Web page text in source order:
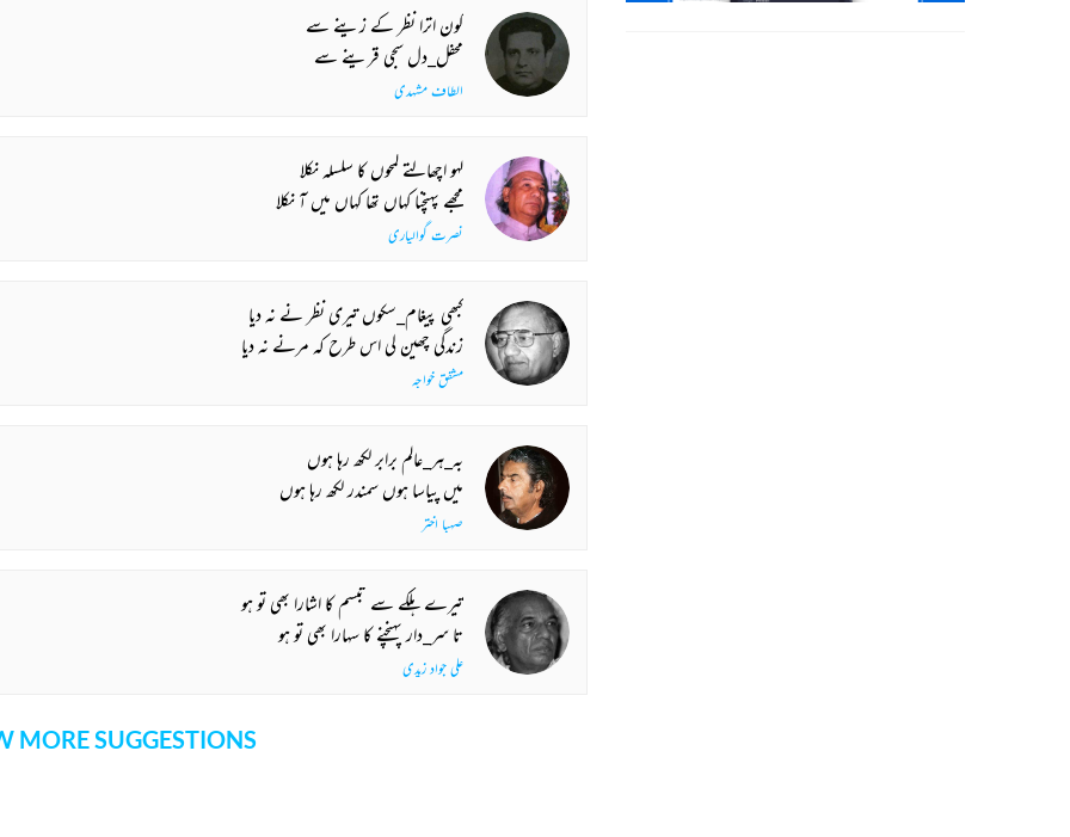
کون اترا نظر کے زینے سے
محفل_دل سجی قرینے سے
الطاف مشہدی
لہو اچھالتے لمحوں کا سلسلہ نکلا
مجھے پہنچنا کہاں تھا کہاں میں آ نکلا
نصرت گوالیاری
کبھی پیغام_سکوں تیری نظر نے نہ دیا
زندگی چھین لی اس طرح کہ مرنے نہ دیا
مشفق خواجہ
بہ_ہر_عالم برابر لکھ رہا ہوں
میں پیاسا ہوں سمندر لکھ رہا ہوں
صہبا اختر
تیرے ہلکے سے تبسم کا اشارا بھی تو ہو
تا سر_دار پہنچنے کا سہارا بھی تو ہو
علی جواد زیدی
MORE SUGGESTIONS